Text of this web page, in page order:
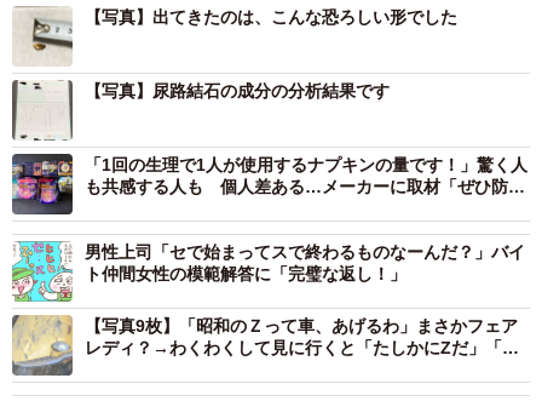
1/3
このギザギザとした形！これが尿道にあると思うと凶器にさえ見えてき
ます。まさに阿鼻叫喚とはこのこと（画像提供：ちるにとらさん）
尿路結石の痛みは日本医師会が運営するサイト「健康の
森」によると「『七転八倒の痛み』と形容されるように疝
痛（せんつう）発作と呼ばれる激しい痛みが特徴的で、冷
や汗、吐き気をともなうこともあります（※1）」とのこ
【写真】出てきたのは、こんな恐ろしい形でした
【写真】尿路結石の成分の分析結果です
「1回の生理で1人が使用するナプキンの量です！」驚く人
も共感する人も 個人差ある…メーカーに取材「ぜひ防災
男性上司「セで始まってスで終わるものなーんだ？」バイ
ト仲間女性の模範解答に「完璧な返し！」
【写真9枚】「昭和のＺって車、あげるわ」まさかフェア
レディ？→わくわくして見に行くと「たしかにZだ」「激